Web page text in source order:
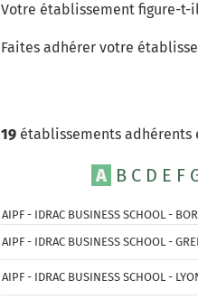
Votre établissement figure-t-
Faites adhérer votre
19 établissements adhérents
A B C D E F
AIPF - IDRAC BUSINESS SCHOOL -
AIPF - IDRAC BUSINESS SCHOOL -
AIPF - IDRAC BUSINESS SCHOOL -